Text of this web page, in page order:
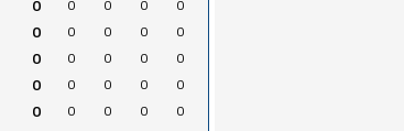
0 0 0 0
0
0 0 0 0
0
0 0 0 0
0
0 0 0 0
0
0 0 0 0
0